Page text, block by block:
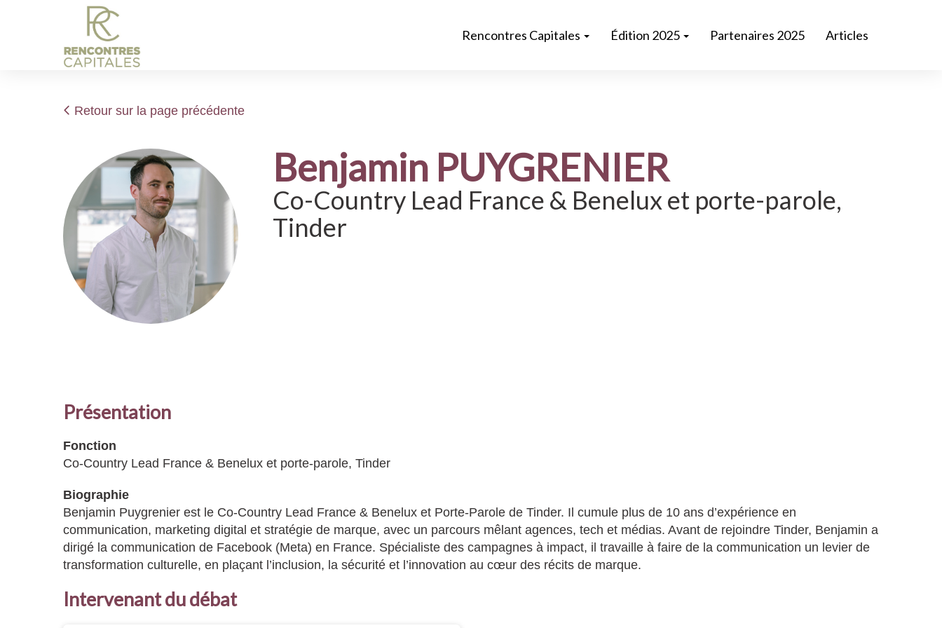
Rencontres Capitales Édition 2025 Partenaires 2025 Articles
Retour sur la page précédente
Benjamin PUYGRENIER
Co-Country Lead France & Benelux et porte-parole,
Tinder
Présentation
Fonction
Co-Country Lead France & Benelux et porte-parole, Tinder
Biographie
Benjamin Puygrenier est le Co-Country Lead France & Benelux et Porte-Parole de Tinder. Il cumule plus de 10 ans d’expérience en
communication, marketing digital et stratégie de marque, avec un parcours mêlant agences, tech et médias. Avant de rejoindre Tinder, Benjamin a
dirigé la communication de Facebook (Meta) en France. Spécialiste des campagnes à impact, il travaille à faire de la communication un levier de
transformation culturelle, en plaçant l’inclusion, la sécurité et l’innovation au cœur des récits de marque.
Intervenant du débat